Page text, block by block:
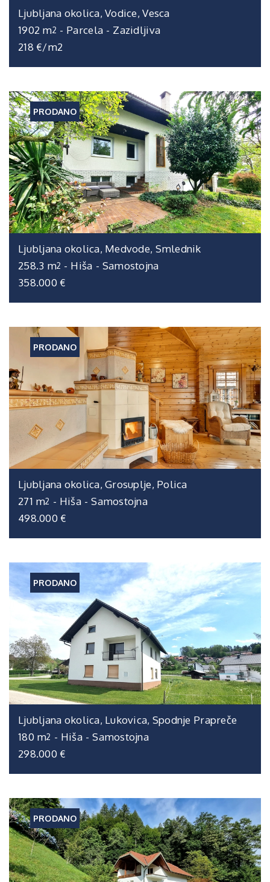
Ljubljana okolica, Vodice, Vesca
1902 m2 - Parcela - Zazidljiva
218 €/m2
PRODANO
Ljubljana okolica, Medvode, Smlednik
258.3 m2 - Hiša - Samostojna
358.000 €
PRODANO
Ljubljana okolica, Grosuplje, Polica
271 m2 - Hiša - Samostojna
498.000 €
PRODANO
Ljubljana okolica, Lukovica, Spodnje Prapreče
180 m2 - Hiša - Samostojna
298.000 €
PRODANO